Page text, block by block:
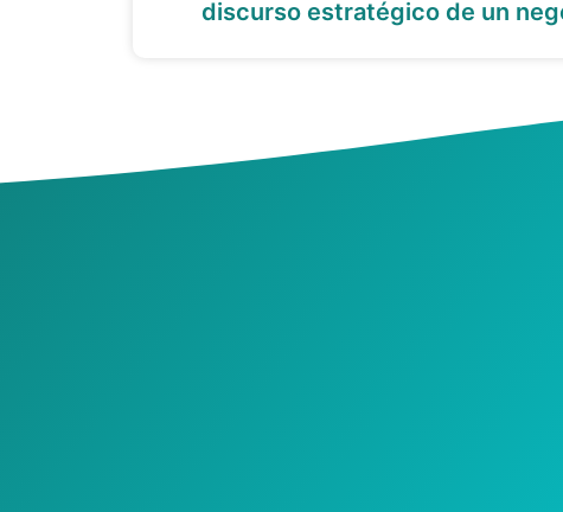
discurso estratégico de un